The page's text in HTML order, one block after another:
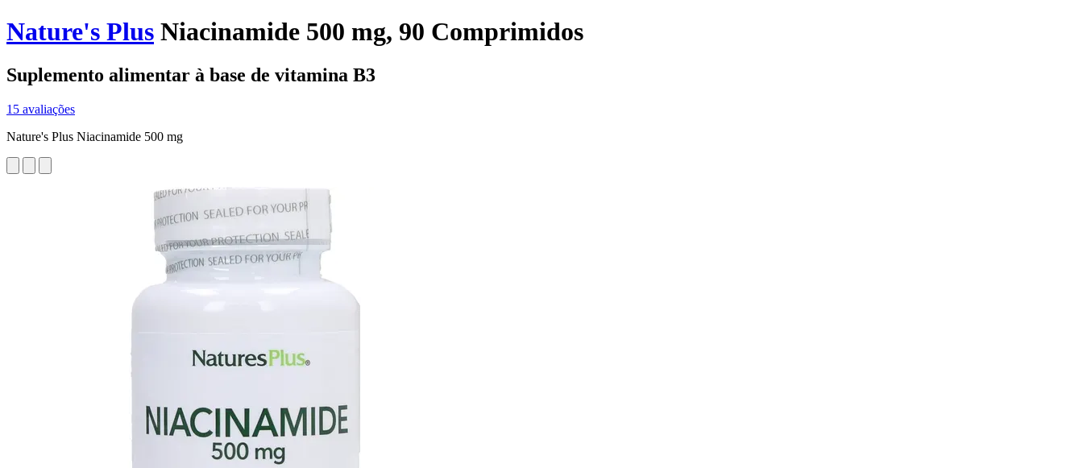
Nature's Plus Niacinamide 500 mg, 90 Comprimidos
Suplemento alimentar à base de vitamina B3
15 avaliações
Nature's Plus Niacinamide 500 mg